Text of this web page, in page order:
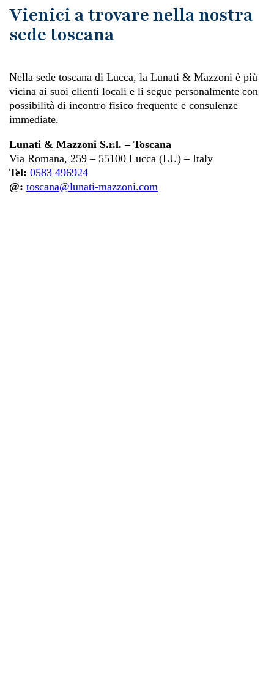
Vienici a trovare nella nostra
sede toscana
Nella sede toscana di Lucca, la Lunati & Mazzoni è più
vicina ai suoi clienti locali e li segue personalmente con
possibilità di incontro fisico frequente e consulenze
immediate.
Lunati & Mazzoni S.r.l. – Toscana
Via Romana, 259 – 55100 Lucca (LU) – Italy
Tel: 0583 496924
@: toscana@lunati-mazzoni.com